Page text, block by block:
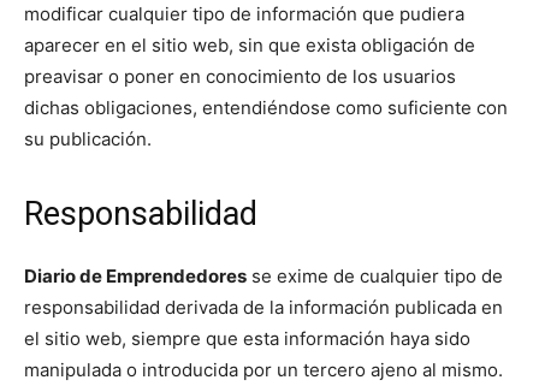
modificar cualquier tipo de información que pudiera
aparecer en el sitio web, sin que exista obligación de
preavisar o poner en conocimiento de los usuarios
dichas obligaciones, entendiéndose como suficiente con
su publicación.
Responsabilidad
Diario de Emprendedores se exime de cualquier tipo de
responsabilidad derivada de la información publicada en
el sitio web, siempre que esta información haya sido
manipulada o introducida por un tercero ajeno al mismo.